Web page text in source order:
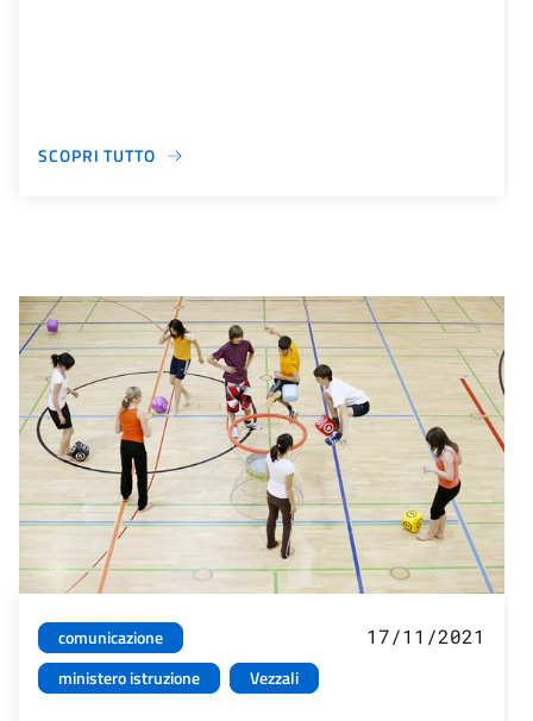
SCOPRI TUTTO
comunicazione
ministero istruzione
Vezzali
17/11/2021